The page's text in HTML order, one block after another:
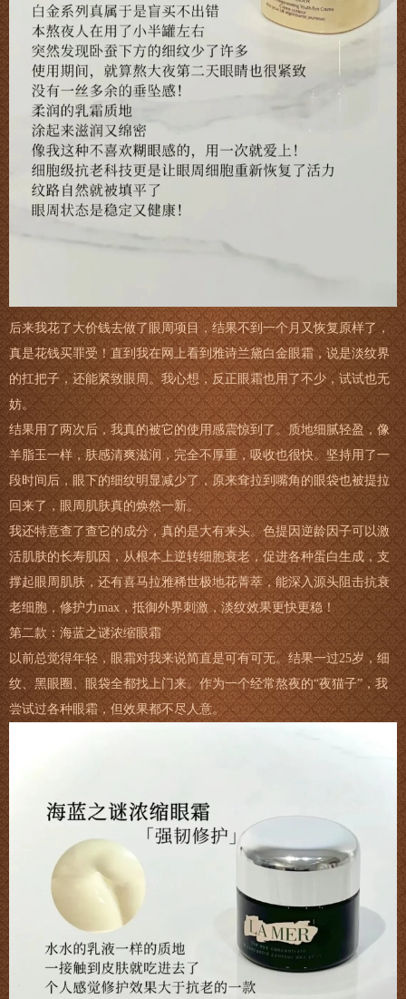
后来我花了大价钱去做了眼周项目，结果不到一个月又恢复原样了，
真是花钱买罪受！直到我在网上看到雅诗兰黛白金眼霜，说是淡纹界
的扛把子，还能紧致眼周。我心想，反正眼霜也用了不少，试试也无
妨。
结果用了两次后，我真的被它的使用感震惊到了。质地细腻轻盈，像
羊脂玉一样，肤感清爽滋润，完全不厚重，吸收也很快。坚持用了一
段时间后，眼下的细纹明显减少了，原来耷拉到嘴角的眼袋也被提拉
回来了，眼周肌肤真的焕然一新。
我还特意查了查它的成分，真的是大有来头。色提因逆龄因子可以激
活肌肤的长寿肌因，从根本上逆转细胞衰老，促进各种蛋白生成，支
撑起眼周肌肤，还有喜马拉雅稀世极地花菁萃，能深入源头阻击抗衰
老细胞，修护力max，抵御外界刺激，淡纹效果更快更稳！
第二款：海蓝之谜浓缩眼霜
以前总觉得年轻，眼霜对我来说简直是可有可无。结果一过25岁，细
纹、黑眼圈、眼袋全都找上门来。作为一个经常熬夜的“夜猫子”，我
尝试过各种眼霜，但效果都不尽人意。